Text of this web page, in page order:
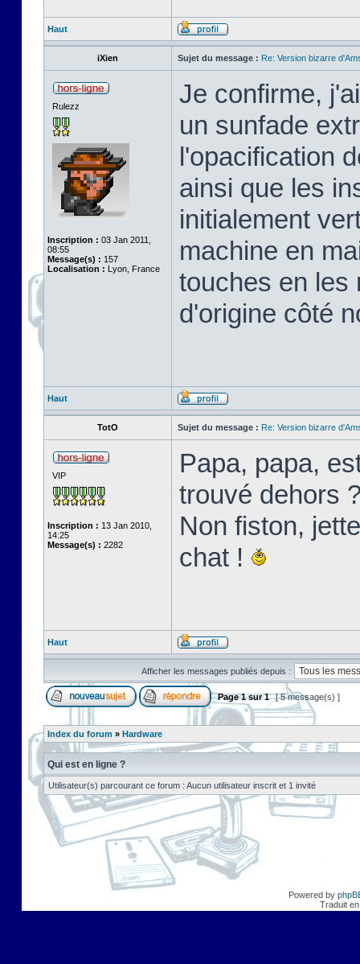
Haut
iXien Sujet du message : Re: Version bizarre
Rulezz
Inscription : 03 Jan 2011,
08:55
Message(s) : 157
Localisation : Lyon, France
Je confirme,
un sunfade
l'opacification
ainsi que les
initialement
machine en
touches en les
d'origine côté
Haut
TotO Sujet du message : Re: Version bizarre
VIP
Inscription : 13 Jan 2010,
14:25
Message(s) : 2282
Papa, papa,
trouvé dehors
Non fiston,
chat !
Haut
Afficher les messages publiés depuis :
Page1sur1 [ 5 message(s) ]
Index du forum » Hardware
Qui est en ligne ?
Utilisateur(s) parcourant ce forum : Aucun utilisateur inscrit et 1 invité
Powered by
Traduit